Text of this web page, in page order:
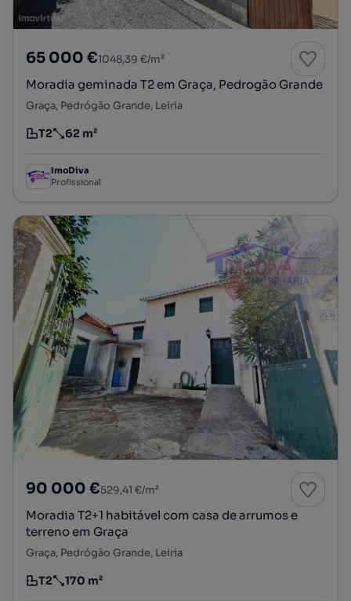
65 000 €1048,39 €/m²
Moradia geminada T2 em Graça, Pedrogão Grande
Graça, Pedrógão Grande, Leiria
Tipologia
T2
Preço por metro quadrado
62 m²
ImoDiva
Profissional
90 000 €529,41 €/m²
Moradia T2+1 habitável com casa de arrumos e
terreno em Graça
Graça, Pedrógão Grande, Leiria
Tipologia
T2
Preço por metro quadrado
170 m²